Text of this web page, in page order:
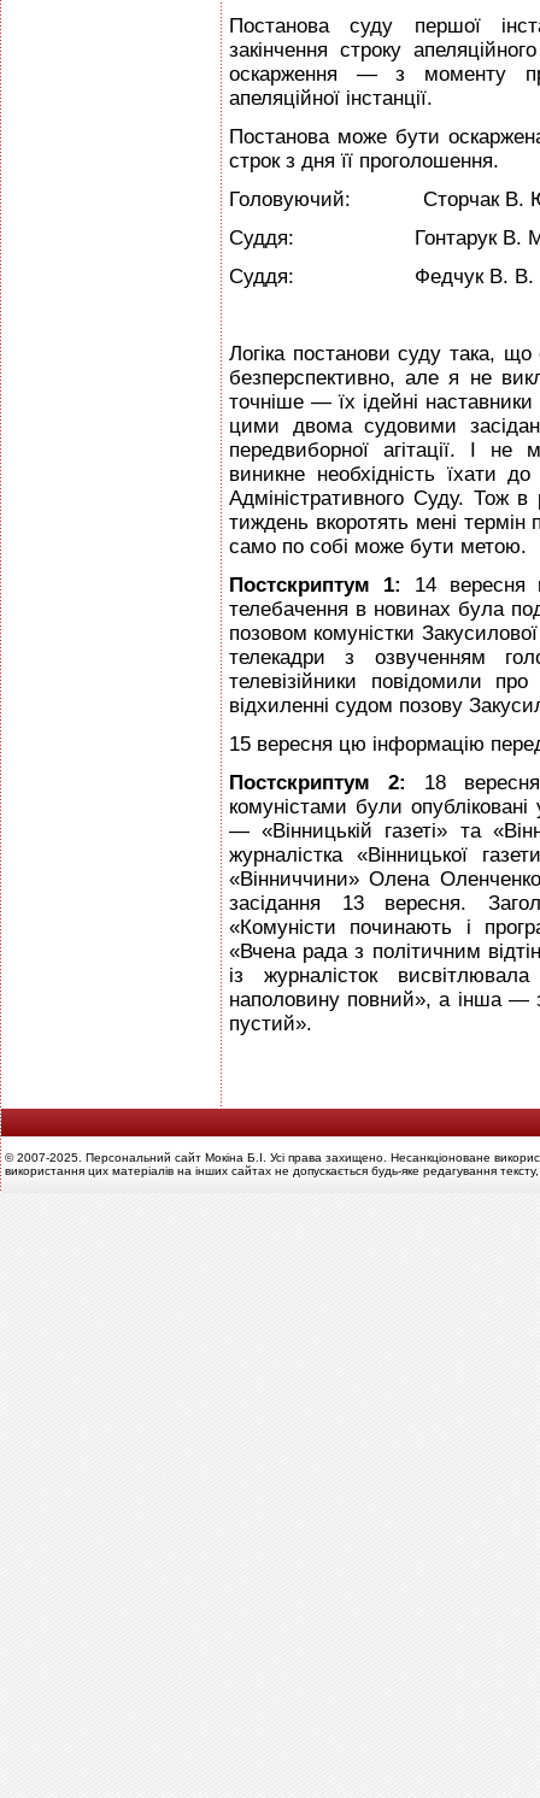
Постанова суду першої
закінчення строку
оскарження — з моменту
апеляційної інстанції.
Постанова може бути
строк з дня її проголошення.
Головуючий: Сторчак В.
Суддя: Гонтарук В.
Суддя: Федчук В. В.
Логіка постанови суду така,
безперспективно, але я не
точніше — їх ідейні
цими двома судовими
передвиборної агітації. І
виникне необхідність їхати
Адміністративного Суду. Тож
тиждень вкоротять мені термін
само по собі може бути метою.
Постскриптум 1: 14 вересня
телебачення в новинах була
позовом комуністки
телекадри з озвученням
телевізійники повідомили
відхиленні судом позову
15 вересня цю інформацію
Постскриптум 2: 18
комуністами були
— «Вінницькій газеті» та
журналістка «Вінницької
«Вінниччини» Олена
засідання 13 вересня.
«Комуністи починають і
«Вчена рада з політичним
із журналісток
наполовину повний», а інша —
пустий».
© 2007-2025. Персональний сайт Мокіна Б.І. Усі права захищено. Несанкціоноване
використання цих матеріалів на інших сайтах не допускається будь-яке редагування